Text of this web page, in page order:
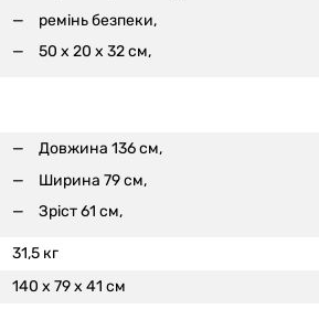
ремінь безпеки,
50 x 20 x 32 см,
Довжина 136 см,
Ширина 79 см,
Зріст 61 см,
31,5 кг
140 x 79 x 41 см